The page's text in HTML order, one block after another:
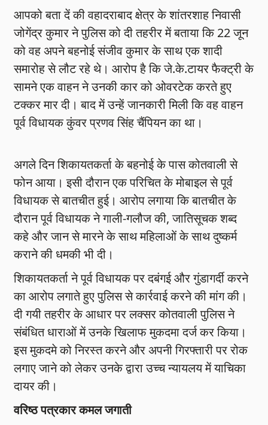
आपको बता दें की वहादराबाद क्षेत्र के शांतरशाह निवासी
जोगेंद्र कुमार ने पुलिस को दी तहरीर में बताया कि 22 जून
को वह अपने बहनोई संजीव कुमार के साथ एक शादी
समारोह से लौट रहे थे। आरोप है कि जे.के.टायर फैक्ट्री के
सामने एक वाहन ने उनकी कार को ओवरटेक करते हुए
टक्कर मार दी। बाद में उन्हें जानकारी मिली कि वह वाहन
पूर्व विधायक कुंवर प्रणव सिंह चैंपियन का था।
अगले दिन शिकायतकर्ता के बहनोई के पास कोतवाली से
फोन आया। इसी दौरान एक परिचित के मोबाइल से पूर्व
विधायक से बातचीत हुई। आरोप लगाया कि बातचीत के
दौरान पूर्व विधायक ने गाली-गलौज की, जातिसूचक शब्द
कहे और जान से मारने के साथ महिलाओं के साथ दुष्कर्म
कराने की धमकी भी दी।
शिकायतकर्ता ने पूर्व विधायक पर दबंगई और गुंडागर्दी करने
का आरोप लगाते हुए पुलिस से कार्रवाई करने की मांग की।
दी गयी तहरीर के आधार पर लक्सर कोतवाली पुलिस ने
संबंधित धाराओं में उनके खिलाफ मुकदमा दर्ज कर किया।
इस मुकदमे को निरस्त करने और अपनी गिरफ्तारी पर रोक
लगाए जाने को लेकर उनके द्वारा उच्च न्यायलय में याचिका
दायर की।
वरिष्ठ पत्रकार कमल जगाती